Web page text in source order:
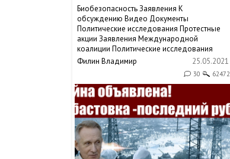
БиобезопасностьЗаявления К
обсуждению Видео Документы
Политические исследования Протестные
акции Заявления Международной
коалиции Политические исследования
Филин Владимир
25.05.2021
30 62472